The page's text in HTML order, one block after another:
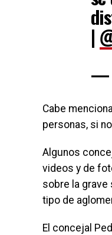
|
—
Cabe
personas, si
Algunos
videos y de
sobre la grave
tipo de
El concejal